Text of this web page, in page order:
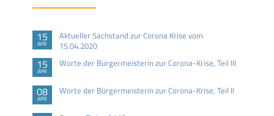
15
APR
Aktueller Sachstand zur Corona Krise vom
15.04.2020
15
APR
Worte der Bürgermeisterin zur Corona-Krise, Teil III
08
APR
Worte der Bürgermeisterin zur Corona-Krise, Teil II